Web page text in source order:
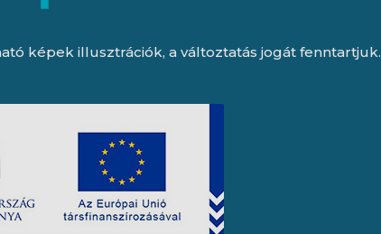
képek illusztrációk, a változtatás jogát fenntartjuk.